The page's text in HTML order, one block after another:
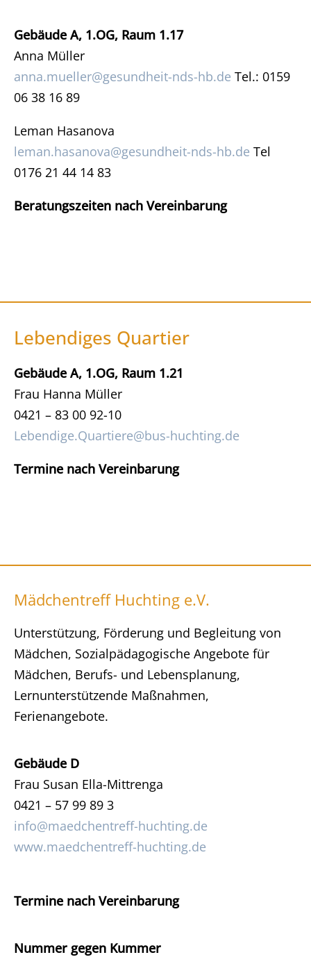
Gebäude A, 1.OG, Raum 1.17
Anna Müller
anna.mueller@gesundheit-nds-hb.de Tel.: 0159
06 38 16 89
Leman Hasanova
leman.hasanova@gesundheit-nds-hb.de Tel
0176 21 44 14 83
Beratungszeiten nach Vereinbarung
Lebendiges Quartier
Gebäude A, 1.OG, Raum 1.21
Frau Hanna Müller
0421 – 83 00 92-10
Lebendige.Quartiere@bus-huchting.de
Termine nach Vereinbarung
Mädchentreff Huchting e.V.
Unterstützung, Förderung und Begleitung von
Mädchen, Sozialpädagogische Angebote für
Mädchen, Berufs- und Lebensplanung,
Lernunterstützende Maßnahmen,
Ferienangebote.
Gebäude D
Frau Susan Ella-Mittrenga
0421 – 57 99 89 3
info@maedchentreff-huchting.de
www.maedchentreff-huchting.de
Termine nach Vereinbarung
Nummer gegen Kummer